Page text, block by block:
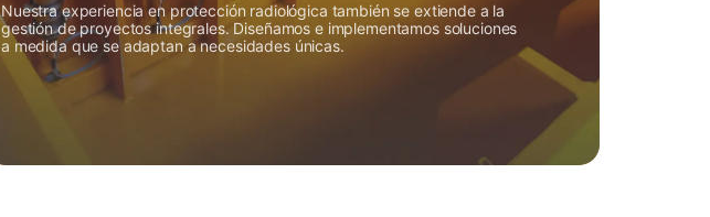
Nuestra experiencia en protección radiológica también se extiende a la
gestión de proyectos integrales. Diseñamos e implementamos soluciones
a medida que se adaptan a necesidades únicas.